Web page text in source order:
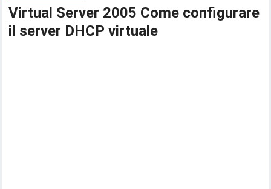
Virtual Server 2005 Come configurare
il server DHCP virtuale